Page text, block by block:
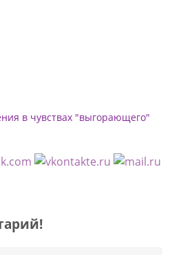
в чувствах "выгорающего"